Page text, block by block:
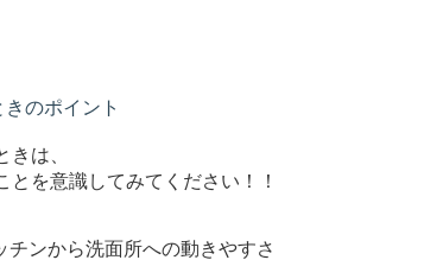
きのポイント
きは、
とを意識してみてください！！
チンから洗面所への動きやすさ